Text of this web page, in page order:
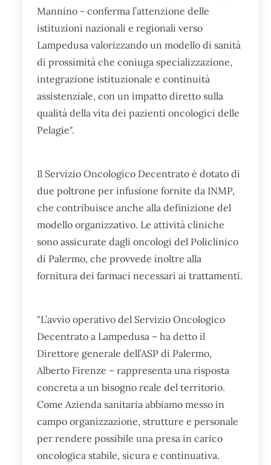
Mannino - conferma l’attenzione delle
istituzioni nazionali e regionali verso
Lampedusa valorizzando un modello di sanità
di prossimità che coniuga specializzazione,
integrazione istituzionale e continuità
assistenziale, con un impatto diretto sulla
qualità della vita dei pazienti oncologici delle
Pelagie".
Il Servizio Oncologico Decentrato è dotato di
due poltrone per infusione fornite da INMP,
che contribuisce anche alla definizione del
modello organizzativo. Le attività cliniche
sono assicurate dagli oncologi del Policlinico
di Palermo, che provvede inoltre alla
fornitura dei farmaci necessari ai trattamenti.
"L’avvio operativo del Servizio Oncologico
Decentrato a Lampedusa – ha detto il
Direttore generale dell’ASP di Palermo,
Alberto Firenze – rappresenta una risposta
concreta a un bisogno reale del territorio.
Come Azienda sanitaria abbiamo messo in
campo organizzazione, strutture e personale
per rendere possibile una presa in carico
oncologica stabile, sicura e continuativa.